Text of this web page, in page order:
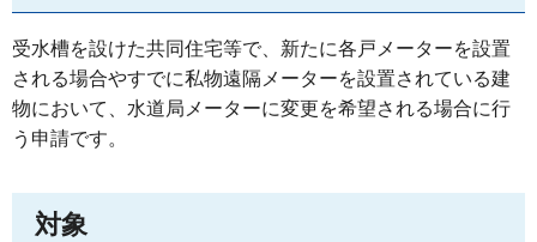
受水槽を設けた共同住宅等で、新たに各戸メーターを設置
される場合やすでに私物遠隔メーターを設置されている建
物において、水道局メーターに変更を希望される場合に行
う申請です。
対象